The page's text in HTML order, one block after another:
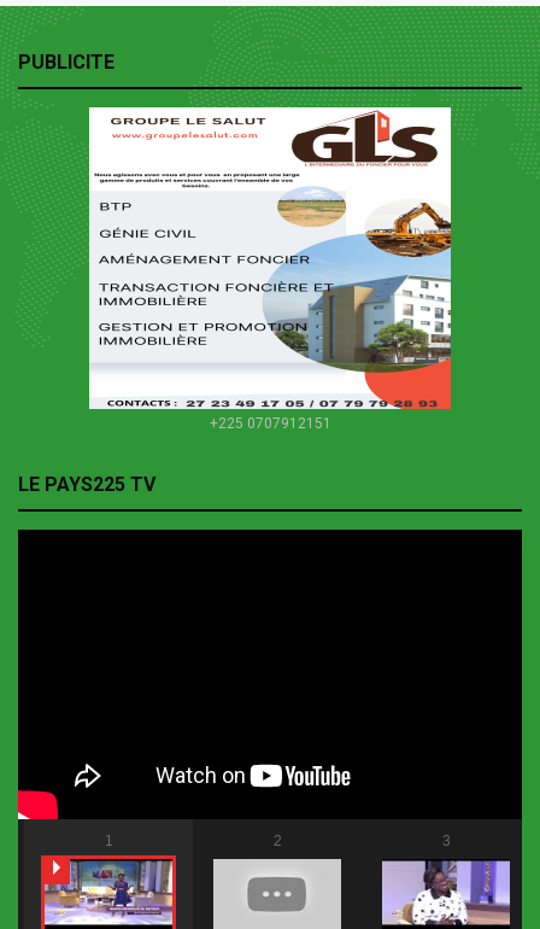
PUBLICITE
+225 0707912151
LE PAYS225 TV
1 2 3